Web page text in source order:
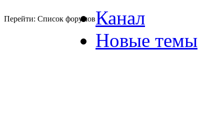
Перейти: Список форумовКанал
Новые темы